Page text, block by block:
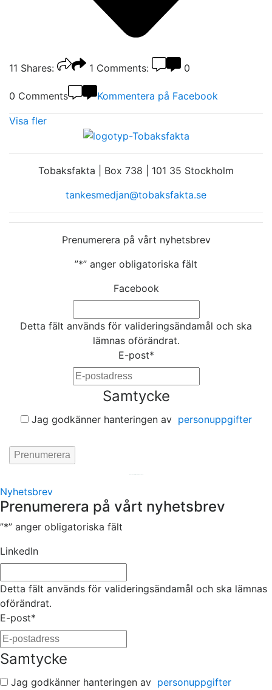
11 Shares: 1 Comments: 0
0 Comments Kommentera på Facebook
Visa fler
Tobaksfakta | Box 738 | 101 35 Stockholm
tankesmedjan@tobaksfakta.se
Prenumerera på vårt nyhetsbrev
”*” anger obligatoriska fält
Facebook
Detta fält används för valideringsändamål och ska
lämnas oförändrat.
E-post*
Samtycke
Jag godkänner hanteringen av personuppgifter
Nyhetsbrev
Prenumerera på vårt nyhetsbrev
”*” anger obligatoriska fält
LinkedIn
Detta fält används för valideringsändamål och ska lämnas
oförändrat.
E-post*
Samtycke
Jag godkänner hanteringen av personuppgifter